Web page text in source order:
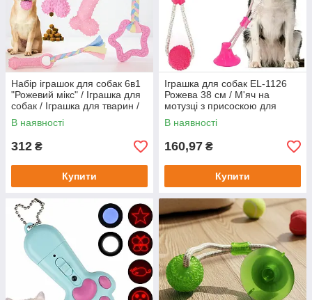
Набір іграшок для собак 6в1
"Рожевий мікс" / Іграшка для
собак / Іграшка для тварин /
Іграшка для цуценят
В наявності
312 ₴
Купити
Іграшка для собак EL-1126
Рожева 38 см / М'яч на
мотузці з присоскою для
собак / М'яч для
дресирування собак
В наявності
160,97 ₴
Купити